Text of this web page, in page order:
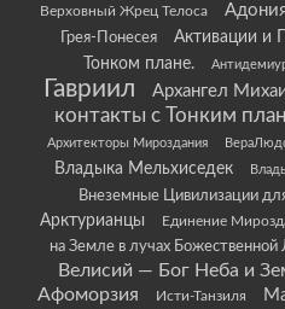
Верховный Жрец Телоса
Грея-Понесея
Активации и
Тонком плане.
Гавриил
Архангел
контакты с Тонким
Архитекторы Мироздания
Владыка Мельхиседек
Внеземные Цивилизации
Арктурианцы
Единение
на Земле в лучах
Велисий — Бог Неба и
Афоморзия
Исти-Танзиля